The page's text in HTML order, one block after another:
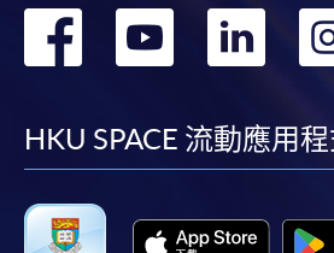
轉
facebook
轉 轉
HKU SPACE 流動應用